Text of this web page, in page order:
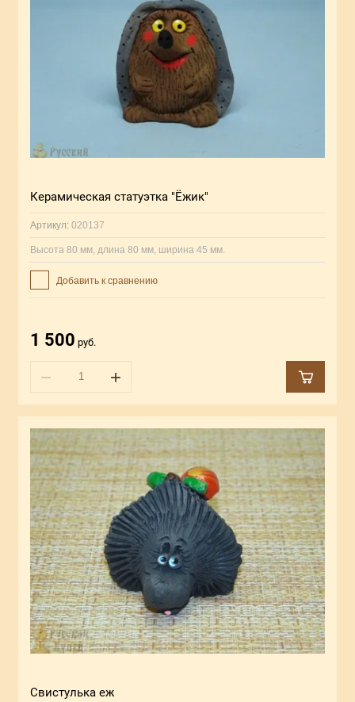
Керамическая статуэтка "Ёжик"
Артикул: 020137
Высота 80 мм, длина 80 мм, ширина 45 мм.
Добавить к сравнению
1 500 руб.
− +
Свистулька еж